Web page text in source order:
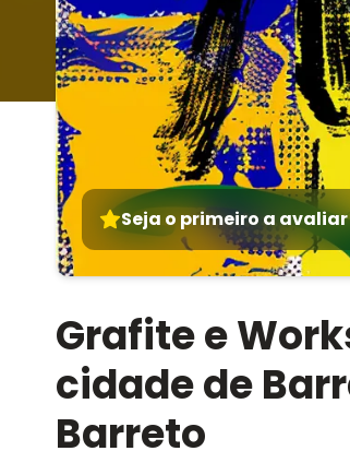
Seja o primeiro a avaliar
Grafite e
cidade de
Barreto